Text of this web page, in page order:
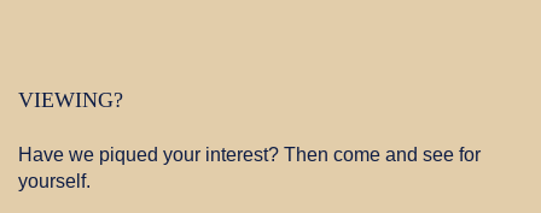
VIEWING?
Have we piqued your interest? Then come and see for
yourself.